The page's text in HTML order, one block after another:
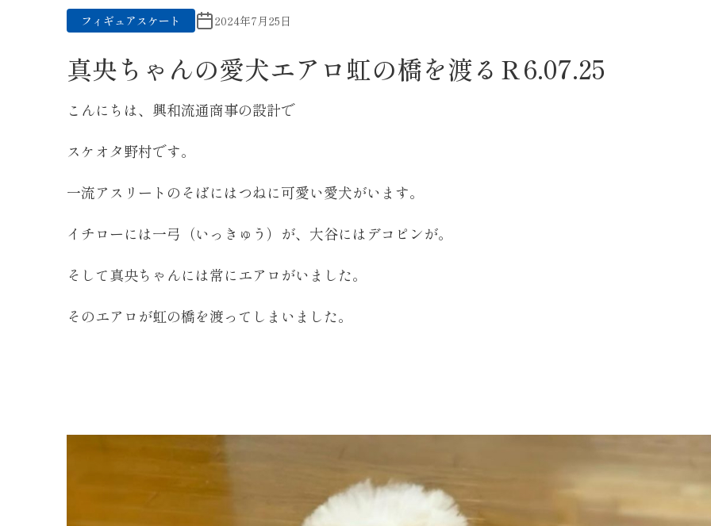
フィギュアスケート 2024年7月25日
真央ちゃんの愛犬エアロ虹の橋を渡るＲ6.07.25
こんにちは、興和流通商事の設計で
スケオタ野村です。
一流アスリートのそばにはつねに可愛い愛犬がいます。
イチローには一弓（いっきゅう）が、大谷にはデコピンが。
そして真央ちゃんには常にエアロがいました。
そのエアロが虹の橋を渡ってしまいました。